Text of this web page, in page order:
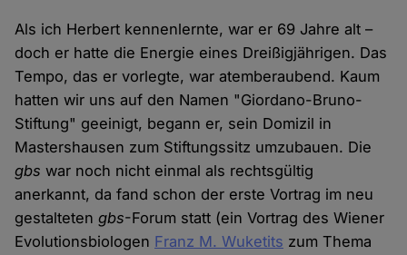
Als ich Herbert kennenlernte, war er 69 Jahre alt –
doch er hatte die Energie eines Dreißigjährigen. Das
Tempo, das er vorlegte, war atemberaubend. Kaum
hatten wir uns auf den Namen "Giordano-Bruno-
Stiftung" geeinigt, begann er, sein Domizil in
Mastershausen zum Stiftungssitz umzubauen. Die
gbs war noch nicht einmal als rechtsgültig
anerkannt, da fand schon der erste Vortrag im neu
gestaltetengbs-Forum statt (ein Vortrag des Wiener
Evolutionsbiologen Franz M. Wuketits zum Thema